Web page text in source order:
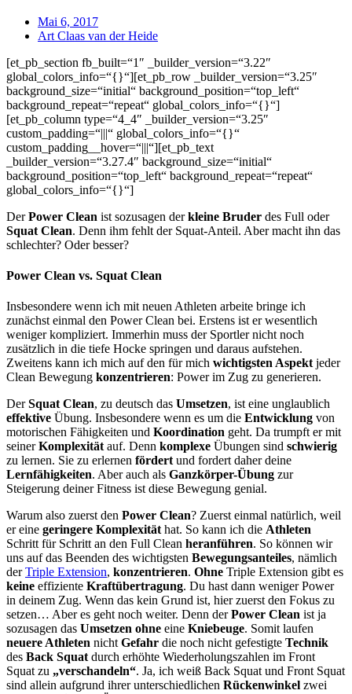
Mai 6, 2017
Art Claas van der Heide
[et_pb_section fb_built=“1″ _builder_version=“3.22″
global_colors_info=“{}“][et_pb_row _builder_version=“3.25″
background_size=“initial“ background_position=“top_left“
background_repeat=“repeat“ global_colors_info=“{}“]
[et_pb_column type=“4_4″ _builder_version=“3.25″
custom_padding=“|||“ global_colors_info=“{}“
custom_padding__hover=“|||“][et_pb_text
_builder_version=“3.27.4″ background_size=“initial“
background_position=“top_left“ background_repeat=“repeat“
global_colors_info=“{}“]
DerPower Clean ist sozusagen derkleine Bruder des Full oder
Squat Clean. Denn ihm fehlt der Squat-Anteil. Aber macht ihn das
schlechter? Oder besser?
Power Clean vs. Squat Clean
Insbesondere wenn ich mit neuen Athleten arbeite bringe ich
zunächst einmal den Power Clean bei. Erstens ist er wesentlich
weniger kompliziert. Immerhin muss der Sportler nicht noch
zusätzlich in die tiefe Hocke springen und daraus aufstehen.
Zweitens kann ich mich auf den für mich wichtigsten Aspektjeder
Clean Bewegung konzentrieren: Power im Zug zu generieren.
DerSquat Clean, zu deutsch das Umsetzen, ist eine unglaublich
effektive Übung. Insbesondere wenn es um die Entwicklung von
motorischen Fähigkeiten und Koordination geht. Da trumpft er mit
seinerKomplexitätauf. Denn komplexe Übungen sind schwierig
zu lernen. Sie zu erlernen fördertund fordert daher deine
Lernfähigkeiten. Aber auch als Ganzkörper-Übung zur
Steigerung deiner Fitness ist diese Bewegung genial.
Warum also zuerst den Power Clean? Zuerst einmal natürlich, weil
er eine geringere Komplexitäthat. So kann ich die Athleten
Schritt für Schritt an den Full Clean heranführen. So können wir
uns auf das Beenden des wichtigsten Bewegungsanteiles, nämlich
derTriple Extension, konzentrieren. Ohne Triple Extension gibt es
keine effiziente Kraftübertragung. Du hast dann weniger Power
in deinem Zug. Wenn das kein Grund ist, hier zuerst den Fokus zu
setzen… Aber es geht noch weiter. Denn derPower Clean ist ja
sozusagen das Umsetzen ohne eine Kniebeuge. Somit laufen
neuere Athleten nichtGefahr die noch nicht gefestigte Technik
des Back Squatdurch erhöhte Wiederholungszahlen im Front
Squat zu „verschandeln“. Ja, ich weiß Back Squat und Front Squat
sind allein aufgrund ihrer unterschiedlichen Rückenwinkel zwei